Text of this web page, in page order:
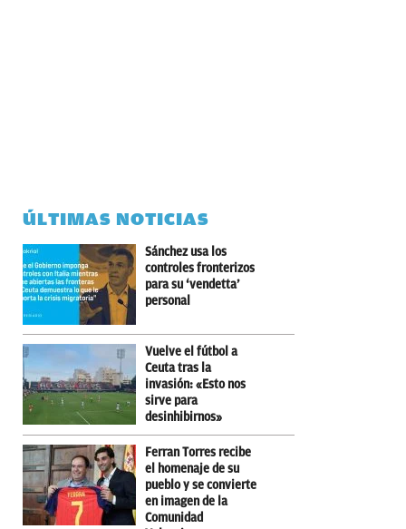
ÚLTIMAS NOTICIAS
Sánchez usa los
controles fronterizos
para su ‘vendetta’
personal
Vuelve el fútbol a
Ceuta tras la
invasión: «Esto nos
sirve para
desinhibirnos»
Ferran Torres recibe
el homenaje de su
pueblo y se convierte
en imagen de la
Comunidad